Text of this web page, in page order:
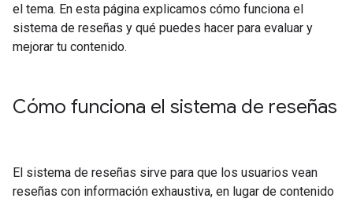
el tema. En esta página explicamos cómo funciona el
sistema de reseñas y qué puedes hacer para evaluar y
mejorar tu contenido.
Cómo funciona el sistema de reseñas
El sistema de reseñas sirve para que los usuarios vean
reseñas con información exhaustiva, en lugar de contenido